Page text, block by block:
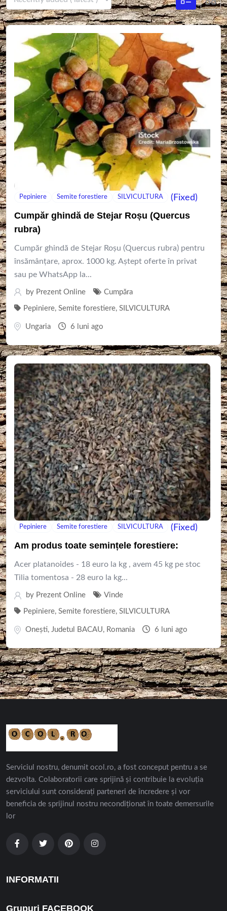
Pepiniere Semite forestiere SILVICULTURA (Fixed)
Cumpăr ghindă de Stejar Roșu (Quercus
rubra)
Cumpăr ghindă de Stejar Roșu (Quercus rubra) pentru
însămânțare, aprox. 1000 kg. Aștept oferte în privat
sau pe WhatsApp la...
by Prezent Online Cumpăra
Pepiniere, Semite forestiere, SILVICULTURA
Ungaria 6 luni ago
Pepiniere Semite forestiere SILVICULTURA (Fixed)
Am produs toate semințele forestiere:
Acer platanoides - 18 euro la kg , avem 45 kg pe stoc
Tilia tomentosa - 28 euro la kg...
by Prezent Online Vinde
Pepiniere, Semite forestiere, SILVICULTURA
Oneşti, Judetul BACAU, Romania 6 luni ago
Serviciul nostru, denumit ocol.ro, a fost conceput pentru a se
dezvolta. Colaboratorii care sprijină și contribuie la evoluția
serviciului sunt considerați parteneri de încredere și vor
beneficia de sprijinul nostru necondiționat în toate demersurile
lor
INFORMATII
Grupuri FACEBOOK